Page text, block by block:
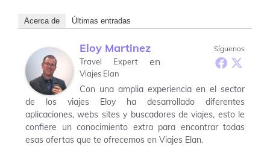
Acerca de Últimas entradas
Síguenos
Eloy Martinez
Travel Experten
Viajes Elan
Con una amplia experiencia en el sector
de los viajes Eloy ha desarrollado diferentes
aplicaciones, webs sites y buscadores de viajes, esto le
confiere un conocimiento extra para encontrar todas
esas ofertas que te ofrecemos en Viajes Elan.